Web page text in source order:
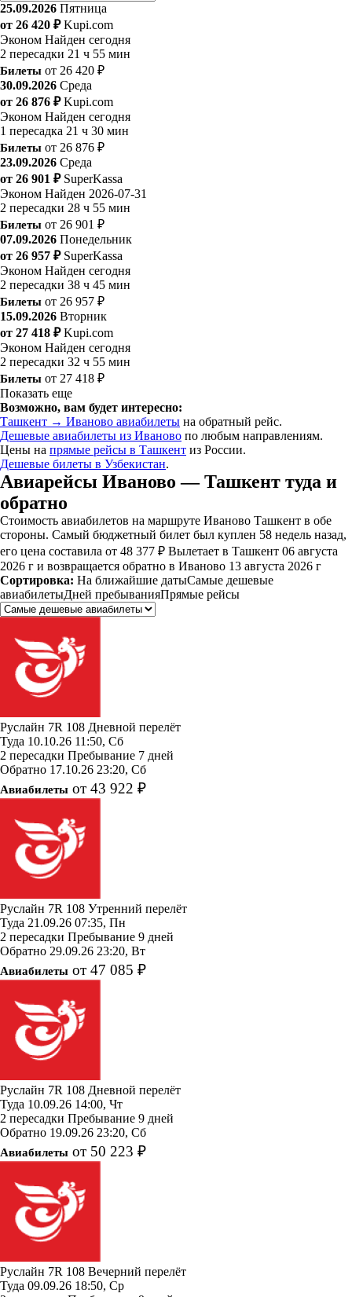
25.09.2026 Пятница
от 26 420 ₽ Kupi.com
Эконом Найден сегодня
2 пересадки 21 ч 55 мин
Билеты от 26 420 ₽
30.09.2026 Среда
от 26 876 ₽ Kupi.com
Эконом Найден сегодня
1 пересадка 21 ч 30 мин
Билеты от 26 876 ₽
23.09.2026 Среда
от 26 901 ₽ SuperKassa
Эконом Найден 2026-07-31
2 пересадки 28 ч 55 мин
Билеты от 26 901 ₽
07.09.2026 Понедельник
от 26 957 ₽ SuperKassa
Эконом Найден сегодня
2 пересадки 38 ч 45 мин
Билеты от 26 957 ₽
15.09.2026 Вторник
от 27 418 ₽ Kupi.com
Эконом Найден сегодня
2 пересадки 32 ч 55 мин
Билеты от 27 418 ₽
Показать еще
Возможно, вам будет интересно:
Ташкент → Иваново авиабилеты на обратный рейс.
Дешевые авиабилеты из Иваново по любым направлениям.
Цены на прямые рейсы в Ташкент из России.
Дешевые билеты в Узбекистан.
Авиарейсы Иваново — Ташкент туда и
обратно
Стоимость авиабилетов на маршруте Иваново Ташкент в обе
стороны. Самый бюджетный билет был куплен 58 недель назад,
его цена составила от 48 377 ₽ Вылетает в Ташкент 06 августа
2026 г и возвращается обратно в Иваново 13 августа 2026 г
Сортировка: На ближайшие датыСамые дешевые
авиабилетыДней пребыванияПрямые рейсы
Руслайн 7R 108 Дневной перелёт
Туда 10.10.26 11:50, Сб
2 пересадки Пребывание 7 дней
Обратно 17.10.26 23:20, Сб
Авиабилеты от 43 922 ₽
Руслайн 7R 108 Утренний перелёт
Туда 21.09.26 07:35, Пн
2 пересадки Пребывание 9 дней
Обратно 29.09.26 23:20, Вт
Авиабилеты от 47 085 ₽
Руслайн 7R 108 Дневной перелёт
Туда 10.09.26 14:00, Чт
2 пересадки Пребывание 9 дней
Обратно 19.09.26 23:20, Сб
Авиабилеты от 50 223 ₽
Руслайн 7R 108 Вечерний перелёт
Туда 09.09.26 18:50, Ср